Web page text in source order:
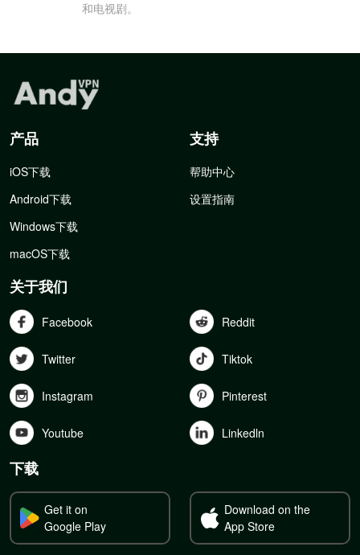
和电视剧。
产品
iOS下载
Android下载
Windows下载
macOS下载
支持
帮助中心
设置指南
关于我们
Facebook Reddit
Twitter Tiktok
Instagram Pinterest
Youtube Linkedln
下载
Get it on
Google Play
Download on the
App Store